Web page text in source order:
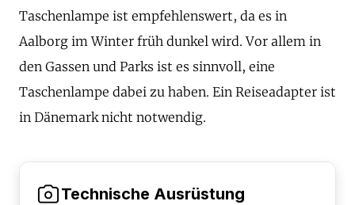
Taschenlampe ist empfehlenswert, da es in
Aalborg im Winter früh dunkel wird. Vor allem in
den Gassen und Parks ist es sinnvoll, eine
Taschenlampe dabei zu haben. Ein Reiseadapter ist
in Dänemark nicht notwendig.
Technische Ausrüstung